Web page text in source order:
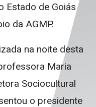
Estado de Goiás
da AGMP.
na noite desta
Maria
Sociocultural
o presidente